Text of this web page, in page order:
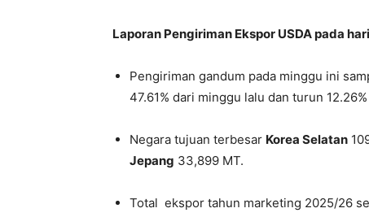
Laporan Pengiriman Ekspor USDA pada
Pengiriman gandum pada minggu ini
47.61% dari minggu lalu dan turun
Negara tujuan terbesar Korea Selatan
Jepang 33,899 MT.
Total ekspor tahun marketing 2025/26